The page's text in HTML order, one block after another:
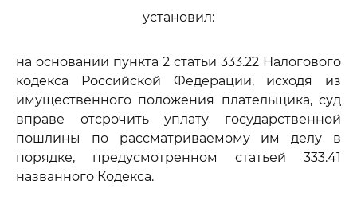
установил:
на основании пункта 2 статьи 333.22 Налогового
кодекса Российской Федерации, исходя из
имущественного положения плательщика, суд
вправе отсрочить уплату государственной
пошлины по рассматриваемому им делу в
порядке, предусмотренном статьей 333.41
названного Кодекса.